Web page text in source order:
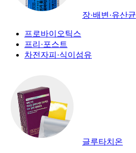
장·배변·유산균
프로바이오틱스
프리·포스트
차전자피·식이섬유
글루타치온